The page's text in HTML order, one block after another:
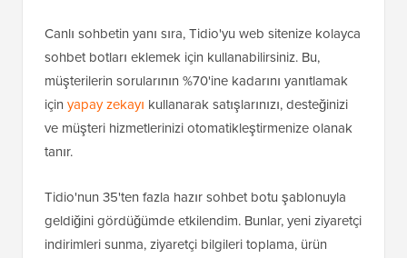
Canlı sohbetin yanı sıra, Tidio'yu web sitenize kolayca
sohbet botları eklemek için kullanabilirsiniz. Bu,
müşterilerin sorularının %70'ine kadarını yanıtlamak
için yapay zekayı kullanarak satışlarınızı, desteğinizi
ve müşteri hizmetlerinizi otomatikleştirmenize olanak
tanır.
Tidio'nun 35'ten fazla hazır sohbet botu şablonuyla
geldiğini gördüğümde etkilendim. Bunlar, yeni ziyaretçi
indirimleri sunma, ziyaretçi bilgileri toplama, ürün